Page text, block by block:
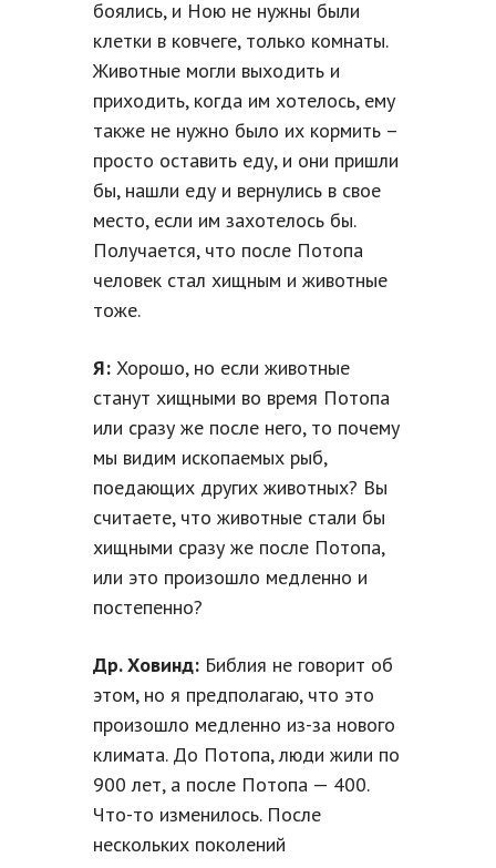
боялись, и Ною не нужны были
клетки в ковчеге, только комнаты.
Животные могли выходить и
приходить, когда им хотелось, ему
также не нужно было их кормить –
просто оставить еду, и они пришли
бы, нашли еду и вернулись в свое
место, если им захотелось бы.
Получается, что после Потопа
человек стал хищным и животные
тоже.
Я: Хорошо, но если животные
станут хищными во время Потопа
или сразу же после него, то почему
мы видим ископаемых рыб,
поедающих других животных? Вы
считаете, что животные стали бы
хищными сразу же после Потопа,
или это произошло медленно и
постепенно?
Др. Ховинд: Библия не говорит об
этом, но я предполагаю, что это
произошло медленно из-за нового
климата. До Потопа, люди жили по
900 лет, а после Потопа — 400.
Что-то изменилось. После
нескольких поколений